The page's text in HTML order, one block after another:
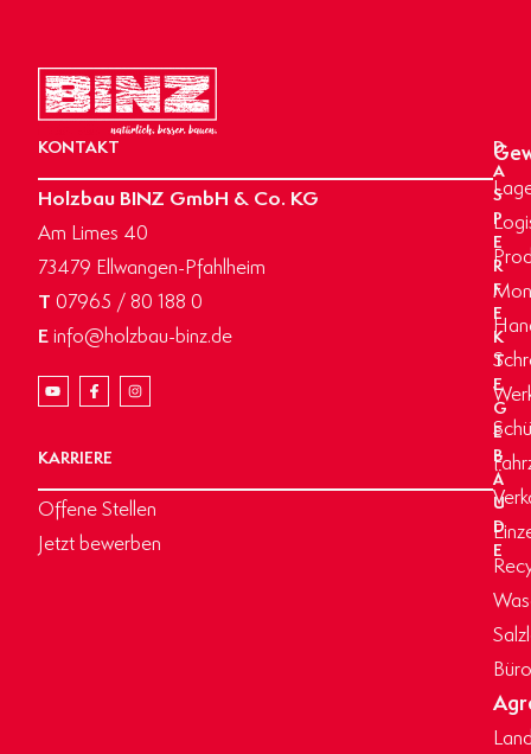
KONTAKT
Holzbau BINZ GmbH & Co. KG
Am Limes 40
73479 Ellwangen-Pfahlheim
T 07965 / 80 188 0
Einfo@holzbau-binz.de
KARRIERE
Offene Stellen
Jetzt bewerben
D
A
S
P
E
R
F
E
K
T
E
G
E
B
Ä
U
D
E